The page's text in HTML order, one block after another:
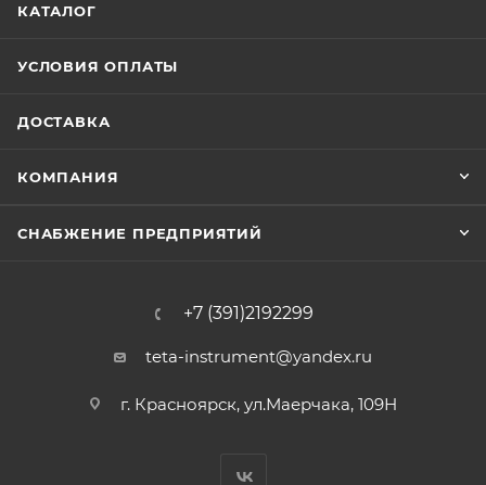
КАТАЛОГ
УСЛОВИЯ ОПЛАТЫ
ДОСТАВКА
КОМПАНИЯ
СНАБЖЕНИЕ ПРЕДПРИЯТИЙ
+7 (391)2192299
teta-instrument@yandex.ru
г. Красноярск, ул.Маерчака, 109Н